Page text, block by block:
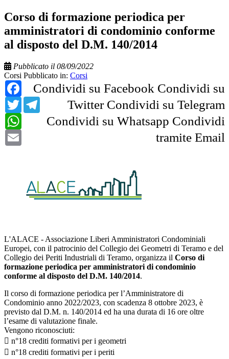
Corso di formazione periodica per
amministratori di condominio conforme
al disposto del D.M. 140/2014
Pubblicato il 08/09/2022
Corsi Pubblicato in: Corsi
Condividi su Facebook
Facebook
Condividi su
Twitter
Twitter Condividi su Telegram
Telegram
Condividi su Whatsapp
WhatsApp
Condividi
tramite Email
L'ALACE - Associazione Liberi Amministratori Condominiali
Europei, con il patrocinio del Collegio dei Geometri di Teramo e del
Collegio dei Periti Industriali di Teramo, organizza il Corso di
formazione periodica per amministratori di condominio
conforme al disposto del D.M. 140/2014.
Il corso di formazione periodica per l’Amministratore di
Condominio anno 2022/2023, con scadenza 8 ottobre 2023, è
previsto dal D.M. n. 140/2014 ed ha una durata di 16 ore oltre
l’esame di valutazione finale.
Vengono riconosciuti:
 n°18 crediti formativi per i geometri
 n°18 crediti formativi per i periti